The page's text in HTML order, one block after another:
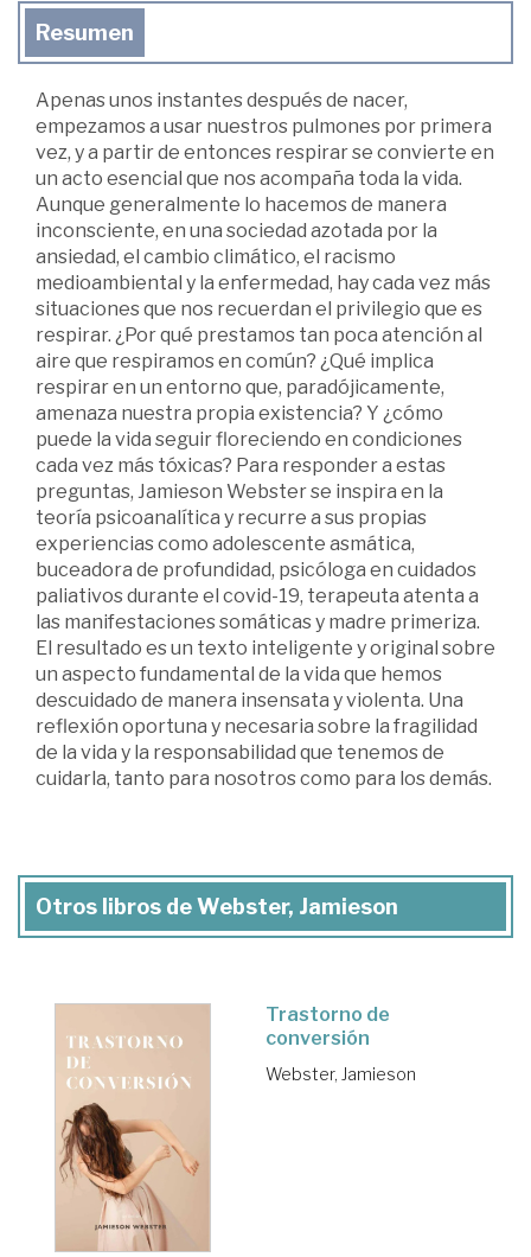
Resumen
Apenas unos instantes después de nacer,
empezamos a usar nuestros pulmones por primera
vez, y a partir de entonces respirar se convierte en
un acto esencial que nos acompaña toda la vida.
Aunque generalmente lo hacemos de manera
inconsciente, en una sociedad azotada por la
ansiedad, el cambio climático, el racismo
medioambiental y la enfermedad, hay cada vez más
situaciones que nos recuerdan el privilegio que es
respirar. ¿Por qué prestamos tan poca atención al
aire que respiramos en común? ¿Qué implica
respirar en un entorno que, paradójicamente,
amenaza nuestra propia existencia? Y ¿cómo
puede la vida seguir floreciendo en condiciones
cada vez más tóxicas? Para responder a estas
preguntas, Jamieson Webster se inspira en la
teoría psicoanalítica y recurre a sus propias
experiencias como adolescente asmática,
buceadora de profundidad, psicóloga en cuidados
paliativos durante el covid-19, terapeuta atenta a
las manifestaciones somáticas y madre primeriza.
El resultado es un texto inteligente y original sobre
un aspecto fundamental de la vida que hemos
descuidado de manera insensata y violenta. Una
reflexión oportuna y necesaria sobre la fragilidad
de la vida y la responsabilidad que tenemos de
cuidarla, tanto para nosotros como para los demás.
Otros libros de Webster, Jamieson
Trastorno de
conversión
Webster, Jamieson